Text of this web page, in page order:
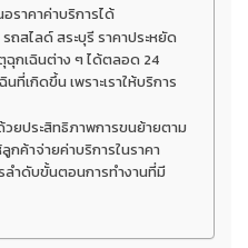
อราคาค่าบริการได้
ถสไลด์ สระบุรี ราคาประหยัด
ฉุกเฉินต่าง ๆ ได้ตลอด 24
ที่เกิดขึ้น เพราะเราให้บริการ
วยประสิทธิภาพการขนย้ายตาม
กค้าจ่ายค่าบริการในราคา
ลำดับขั้นตอนการทำงานที่มี